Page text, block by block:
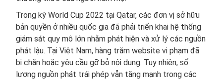
Trong kỳ World Cup 2022 tại Qatar, các đơn vị sở hữu
bản quyền ở nhiều quốc gia đã phải triển khai hệ thống
giám sát quy mô lớn nhằm phát hiện và xử lý các nguồn
phát lậu. Tại Việt Nam, hàng trăm website vi phạm đã
bị chặn hoặc yêu cầu gỡ bỏ nội dung. Tuy nhiên, số
lượng nguồn phát trái phép vẫn tăng mạnh trong các